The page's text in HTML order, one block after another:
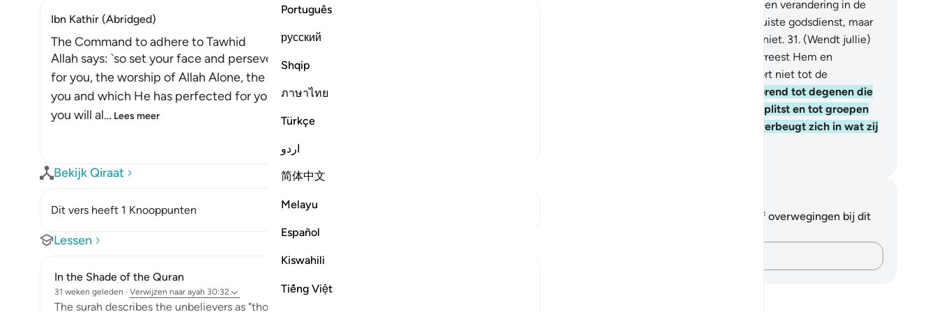
Português
русский
Shqip
ภาษาไทย
Türkçe
اردو
简体中文
Melayu
Español
Kiswahili
Tiếng Việt
Ibn Kathir (Abridged)
The Command to adhere to Tawhid
Allah says: `so set your face and persevere in the religion which Allah has prescribed
for you, the worship of Allah Alone, the religion of Ibrahim, to which Allah has guided
you and which He has perfected for you with the utmost perfection. In this manner,
you will al… Lees meer
Bekijk Qiraat
Dit vers heeft 1 Knooppunten
Lessen
In the Shade of the Quran
31 weken geleden · Verwijzen naar ayah 30:32
The surah describes the unbelievers as "those who have broken the unity of their faith and
mens geschapen heeft. Er is geen verandering in de
schepping van Allah Dat is de juiste godsdienst, maar
de meeste mensen weten het niet. 31. (Wendt jullie)
als berouwvollen tot Hem, en vreest Hem en
onderhoudt de shalât en behoort niet tot de
Behorend tot degenen die
hun godsdienst hebben opgesplitst en tot groepen
zijn geworden. Iedere groep verbeugt zich in wat zij
Je hebt geen aantekeningen of overwegingen bij dit